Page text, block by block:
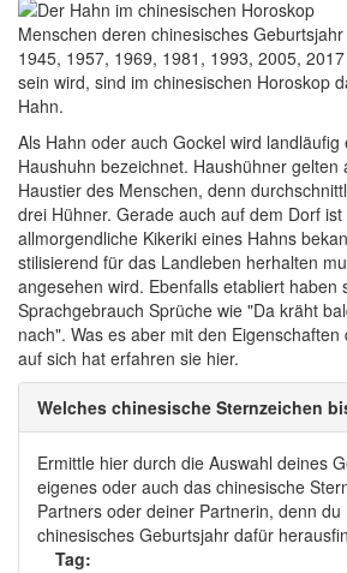
Menschen deren chinesisches
1945, 1957, 1969, 1981, 1993, 2005,
sein wird, sind im chinesischen Horoskop
Hahn.
Als Hahn oder auch Gockel wird landläufig
Haushuhn bezeichnet. Haushühner gelten
Haustier des Menschen, denn
drei Hühner. Gerade auch auf dem Dorf
allmorgendliche Kikeriki eines Hahns
stilisierend für das Landleben herhalten
angesehen wird. Ebenfalls etabliert haben
Sprachgebrauch Sprüche wie "Da kräht
nach". Was es aber mit den
auf sich hat erfahren sie hier.
Welches chinesische Sternzeichen
Ermittle hier durch die Auswahl deines
eigenes oder auch das chinesische
Partners oder deiner Partnerin, denn du
chinesisches Geburtsjahr dafür
Tag: